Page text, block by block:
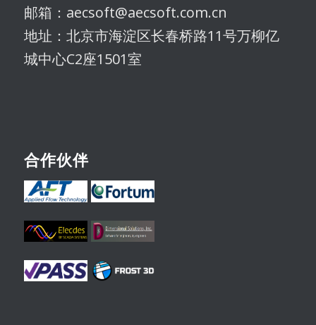
邮箱：aecsoft@aecsoft.com.cn
地址：北京市海淀区长春桥路11号万柳亿
城中心C2座1501室
合作伙伴